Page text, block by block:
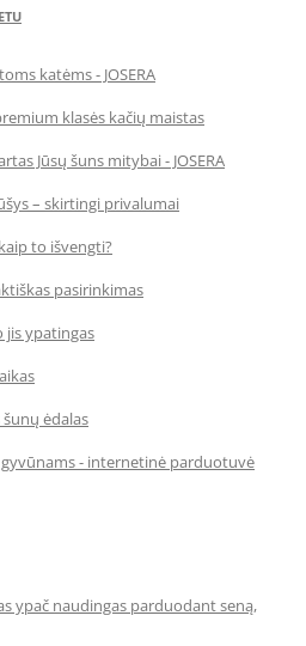
katėms - JOSERA
klasės kačių maistas
Jūsų šuns mitybai - JOSERA
– skirtingi privalumai
to išvengti?
pasirinkimas
jis ypatingas
ėdalas
- internetinė parduotuvė
ypač naudingas parduodant seną,